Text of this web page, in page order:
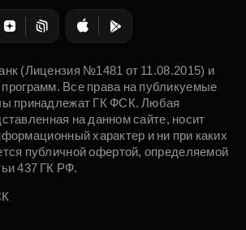
(Лицензия №1481 от 11.08.2015) и
Все права на публикуемые
принадлежат ГК ФСК. Любая
на данном сайте, носит
характер и ни при каких
публичной офертой, определяемой
437 ГК РФ.